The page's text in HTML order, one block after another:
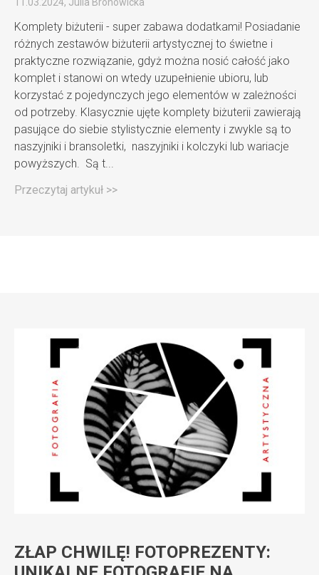
Komplety biżuterii - super zabawa dodatkami! Posiadanie
różnych zestawów biżuterii artystycznej to świetne i
praktyczne rozwiązanie, gdyż można nosić całość jako
komplet i stanowi on wtedy uzupełnienie ubioru, lub
korzystać z pojedynczych jego elementów w zależności
od potrzeby. Klasycznie ujęte komplety biżuterii zawierają
pasujące do siebie stylistycznie elementy i zwykle są to
naszyjniki i bransoletki, naszyjniki i kolczyki lub wariacje
powyższych. Są t...
Przeczytaj artykuł >>
ZŁAP CHWILĘ! FOTOPREZENTY: